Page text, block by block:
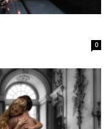
0